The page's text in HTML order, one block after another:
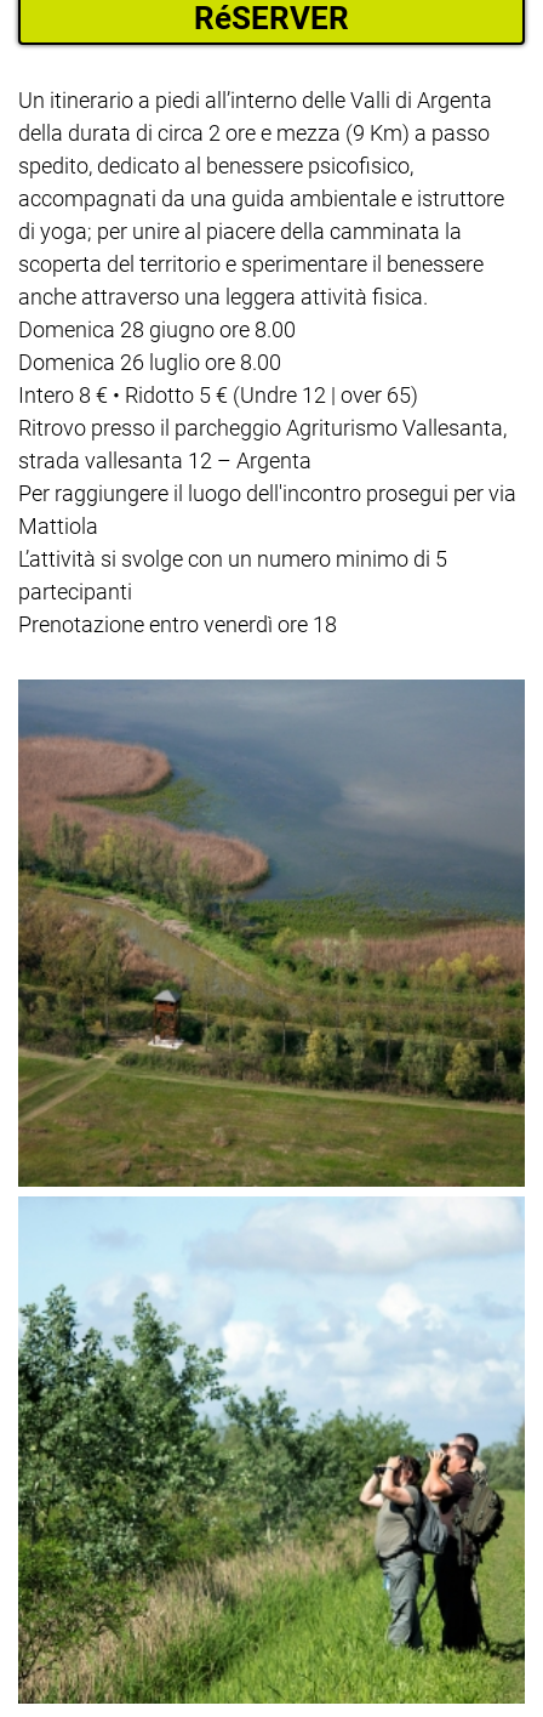
RéSERVER
Un itinerario a piedi all’interno delle Valli di Argenta
della durata di circa 2 ore e mezza (9 Km) a passo
spedito, dedicato al benessere psicofisico,
accompagnati da una guida ambientale e istruttore
di yoga; per unire al piacere della camminata la
scoperta del territorio e sperimentare il benessere
anche attraverso una leggera attività fisica.
Domenica 28 giugno ore 8.00
Domenica 26 luglio ore 8.00
Intero 8 € • Ridotto 5 € (Undre 12 | over 65)
Ritrovo presso il parcheggio Agriturismo Vallesanta,
strada vallesanta 12 – Argenta
Per raggiungere il luogo dell'incontro prosegui per via
Mattiola
L’attività si svolge con un numero minimo di 5
partecipanti
Prenotazione entro venerdì ore 18